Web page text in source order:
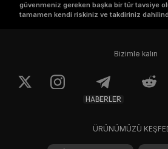
güvenmeniz gereken başka bir tür tavsiye
tamamen kendi riskiniz ve takdiriniz
Bizimle kalın
HABERLER
ÜRÜNÜMÜZÜ